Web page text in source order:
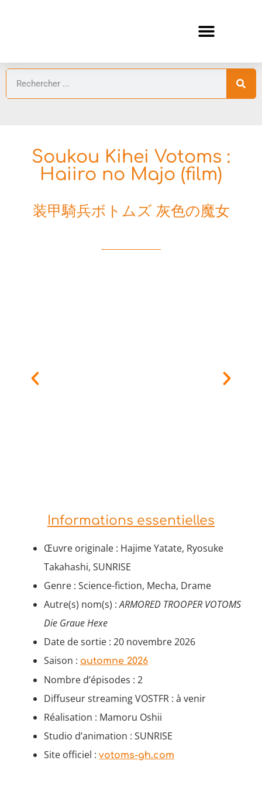
Soukou Kihei Votoms :
Haiiro no Majo (film)
装甲騎兵ボトムズ 灰色の魔女
Informations essentielles
Œuvre originale : Hajime Yatate, Ryosuke
Takahashi, SUNRISE
Genre : Science-fiction, Mecha, Drame
Autre(s) nom(s) :ARMORED TROOPER VOTOMS
Die Graue Hexe
Date de sortie : 20 novembre 2026
Saison : automne 2026
Nombre d’épisodes : 2
Diffuseur streaming VOSTFR : à venir
Réalisation : Mamoru Oshii
Studio d’animation : SUNRISE
Site officiel : votoms-gh.com